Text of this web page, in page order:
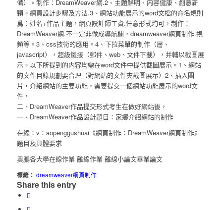
備）。制作：DreamWeaver網.2、主題鮮明、内容健康、創意新
穎。網頁設計步驟及方法.3、網站功能展示的word文檔的命名規則
爲：姓名+作品主題，網頁設計師工資.任意形式均可，制作：
DreamWeaver網.不一定非做成導航欄，dreamweaver網頁制作.視
頻等。3、css技術的應用。4、下拉菜單的制作（層、
javascript），超級鏈接（郵件、web、文件下載），并輔以截圖展
示。以下所提到的内容均需在word文件中提供截圖展示。1、網站
的文件目錄規劃要合理（對網站的文件夾截圖展示）2、插入圖
片，介紹網站的主要功能，需要提交一個網站功能展示的word文
件，
二、DreamWeaver作品提交形式考生在做好網站後，
一、DreamWeaver作品設計題目：家鄉介紹網站的制作
在線：v：aopenggushuai《網頁制作：DreamWeaver網頁制作》
題目及具體要求
奧鵬各大學在線作業 離線作業 離線小論文畢業論文
標籤： dreamweaver網頁制作
Share this entry